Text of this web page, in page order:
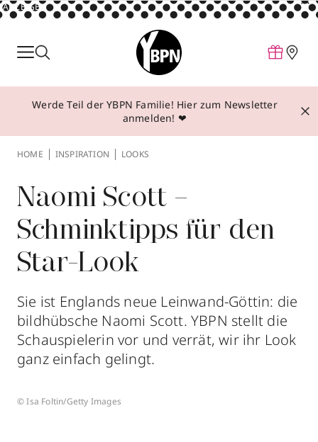
ANZEIGE
Parfum
Make-up
Behandlungen
Über YBPN
Aktionen
Storefinder
Werde Teil der YBPN Familie! Hier zum Newsletter
anmelden! ❤
HOME INSPIRATION LOOKS
Naomi Scott –
Schminktipps für den
Star-Look
Sie ist Englands neue Leinwand-Göttin: die
bildhübsche Naomi Scott. YBPN stellt die
Schauspielerin vor und verrät, wir ihr Look
ganz einfach gelingt.
© Isa Foltin/Getty Images